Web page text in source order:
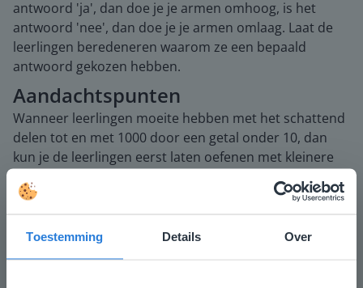
Toestemming Details Over
antwoord 'ja', dan doe je je armen omhoog, is het
antwoord 'nee', dan doe je je armen omlaag. Laat de
leerlingen beredeneren waarom ze een bepaald
antwoord gekozen hebben.
Aandachtspunten
Wanneer leerlingen moeite hebben met het schattend
delen tot en met 1000 door een getal onder 10, dan
kun je de leerlingen eerst laten oefenen met kleinere
deelsommen die niet boven de 200 komen. Maak het
eventueel visueel met blokjes. Vervolgens maak je de
aantallen steeds groter. Laat ze de ronde getallen die
deelbaar zijn door de deler opschrijven om een juiste
schatsom te kunnen maken.